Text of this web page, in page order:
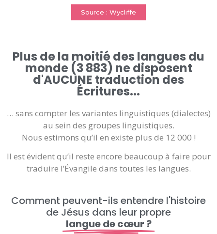
Source : Wycliffe
Plus de la moitié des langues du
monde (3 883) ne disposent
d'AUCUNE traduction des
Écritures...
… sans compter les variantes linguistiques (dialectes)
au sein des groupes linguistiques.
Nous estimons qu’il en existe plus de 12 000 !
Il est évident qu’il reste encore beaucoup à faire pour
traduire l’Évangile dans toutes les langues.
Comment peuvent-ils entendre l'histoire
de Jésus dans leur propre
langue de cœur ?